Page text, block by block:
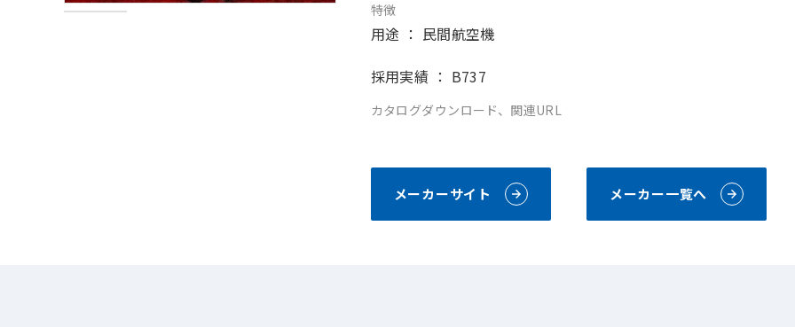
特徴
用途 ： 民間航空機
採用実績 ： B737
カタログダウンロード、関連URL
メーカーサイト メーカー一覧へ